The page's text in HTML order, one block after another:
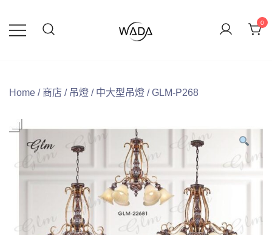
0
Home / 商店 / 吊燈 / 中大型吊燈 / GLM-P268